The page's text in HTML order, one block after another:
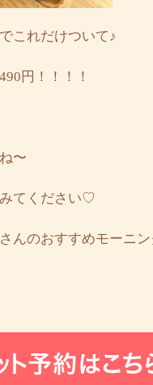
これだけついて♪
円！！！！
〜
てください♡
んのおすすめモーニ